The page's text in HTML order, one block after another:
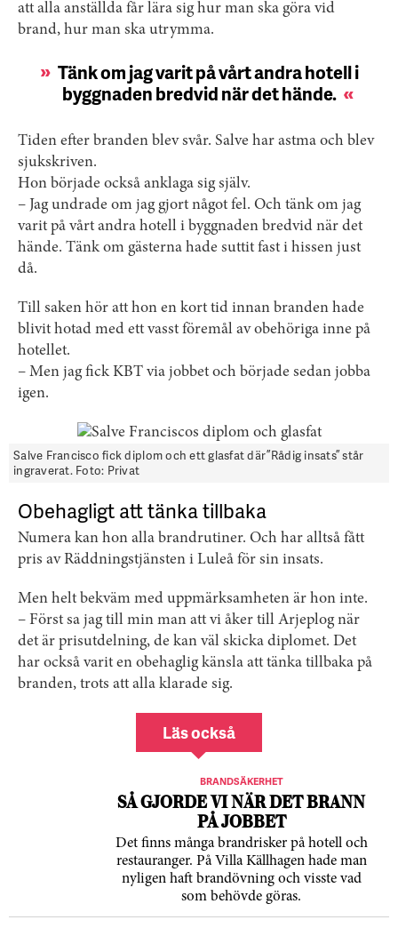
att alla anställda får lära sig hur man ska göra vid
brand, hur man ska utrymma.
Tänk om jag varit på vårt andra hotell i
byggnaden bredvid när det hände.
Tiden efter branden blev svår. Salve har astma och blev
sjukskriven.
Hon började också anklaga sig själv.
– Jag undrade om jag gjort något fel. Och tänk om jag
varit på vårt andra hotell i byggnaden bredvid när det
hände. Tänk om gästerna hade suttit fast i hissen just
då.
Till saken hör att hon en kort tid innan branden hade
blivit hotad med ett vasst föremål av obehöriga inne på
hotellet.
– Men jag fick KBT via jobbet och började sedan jobba
igen.
Salve Francisco fick diplom och ett glasfat där ”Rådig insats” står
ingraverat. Foto: Privat
Obehagligt att tänka tillbaka
Numera kan hon alla brandrutiner. Och har alltså fått
pris av Räddningstjänsten i Luleå för sin insats.
Men helt bekväm med uppmärksamheten är hon inte.
– Först sa jag till min man att vi åker till Arjeplog när
det är prisutdelning, de kan väl skicka diplomet. Det
har också varit en obehaglig känsla att tänka tillbaka på
branden, trots att alla klarade sig.
Läs också
BRANDSÄKERHET
SÅ GJORDE VI NÄR DET BRANN
PÅ JOBBET
Det finns många brandrisker på hotell och
restauranger. På Villa Källhagen hade man
nyligen haft brandövning och visste vad
som behövde göras.